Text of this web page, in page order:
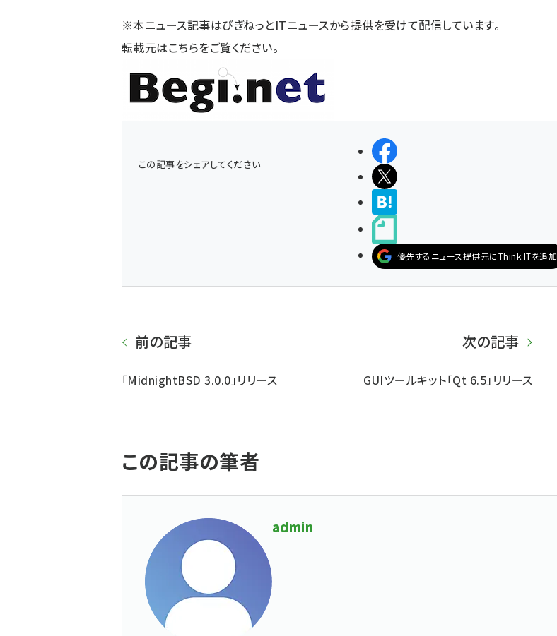
※本ニュース記事はびぎねっとITニュースから提供を受けて配信しています。
転載元はこちらをご覧ください。
この記事をシェアしてください
シェアする
ポストする
優先するニュース提供元にThink ITを追加
前の記事
「MidnightBSD 3.0.0」リリース
次の記事
GUIツールキット「Qt 6.5」リリース
この記事の筆者
admin